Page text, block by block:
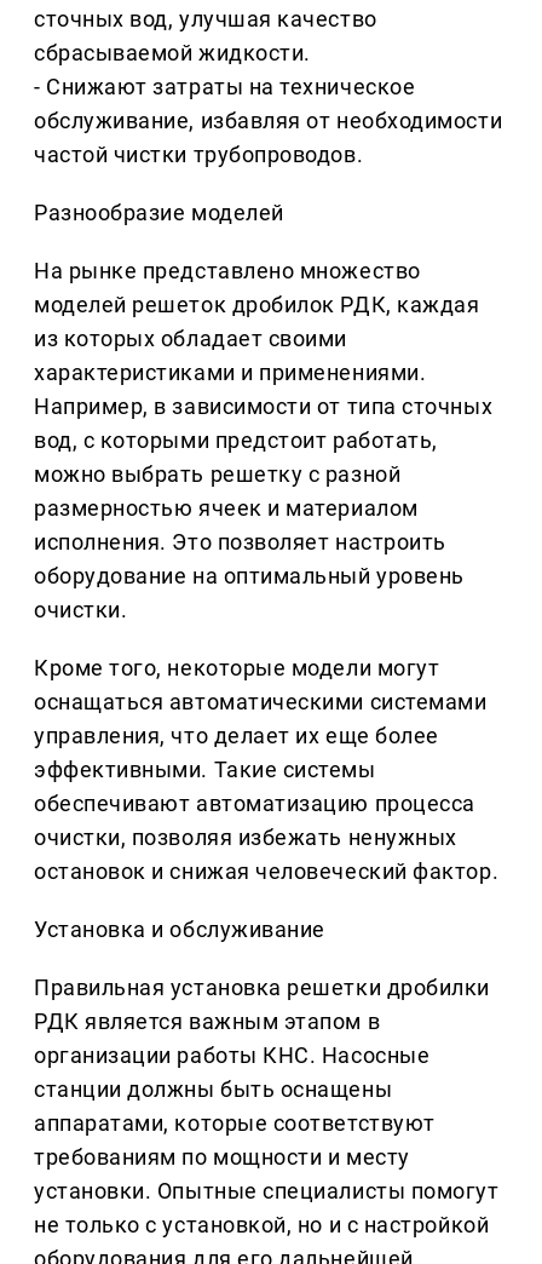
сточных вод, улучшая качество
сбрасываемой жидкости.
- Снижают затраты на техническое
обслуживание, избавляя от необходимости
частой чистки трубопроводов.
Разнообразие моделей
На рынке представлено множество
моделей решеток дробилок РДК, каждая
из которых обладает своими
характеристиками и применениями.
Например, в зависимости от типа сточных
вод, с которыми предстоит работать,
можно выбрать решетку с разной
размерностью ячеек и материалом
исполнения. Это позволяет настроить
оборудование на оптимальный уровень
очистки.
Кроме того, некоторые модели могут
оснащаться автоматическими системами
управления, что делает их еще более
эффективными. Такие системы
обеспечивают автоматизацию процесса
очистки, позволяя избежать ненужных
остановок и снижая человеческий фактор.
Установка и обслуживание
Правильная установка решетки дробилки
РДК является важным этапом в
организации работы КНС. Насосные
станции должны быть оснащены
аппаратами, которые соответствуют
требованиям по мощности и месту
установки. Опытные специалисты помогут
не только с установкой, но и с настройкой
оборудования для его дальнейшей